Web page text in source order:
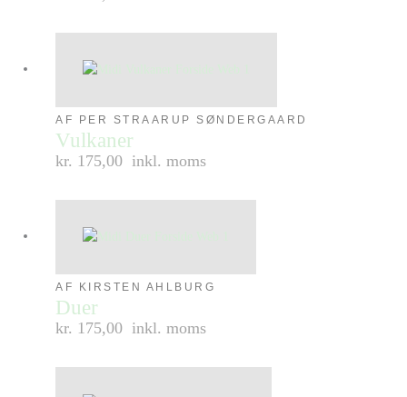
AF PER STRAARUP SØNDERGAARD
Vulkaner
kr. 175,00 inkl. moms
AF KIRSTEN AHLBURG
Duer
kr. 175,00 inkl. moms